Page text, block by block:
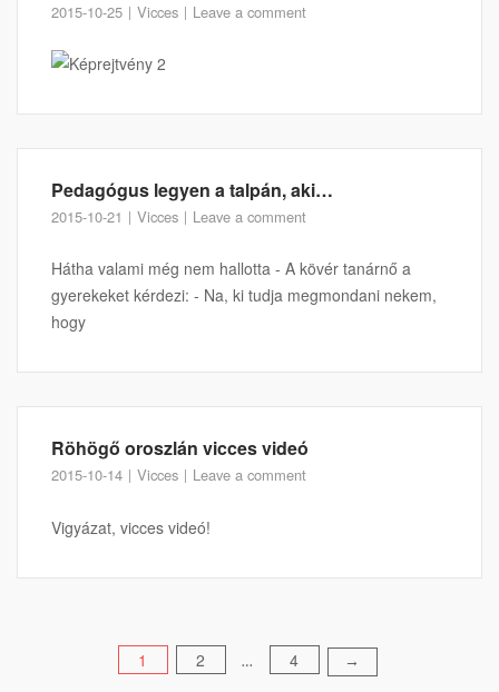
2015-10-25 Vicces Leave a comment
Pedagógus legyen a talpán, aki…
2015-10-21 Vicces Leave a comment
Hátha valami még nem hallotta - A kövér tanárnő a
gyerekeket kérdezi: - Na, ki tudja megmondani nekem,
hogy
Röhögő oroszlán vicces videó
2015-10-14 Vicces Leave a comment
Vigyázat, vicces videó!
Bejegyzések
1 2 … 4 →